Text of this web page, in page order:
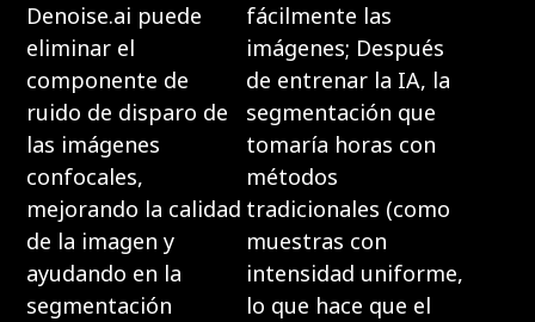
Denoise.ai puede
eliminar el
componente de
ruido de disparo de
las imágenes
confocales,
mejorando la calidad
de la imagen y
ayudando en la
segmentación
fácilmente las
imágenes; Después
de entrenar la IA, la
segmentación que
tomaría horas con
métodos
tradicionales (como
muestras con
intensidad uniforme,
lo que hace que el